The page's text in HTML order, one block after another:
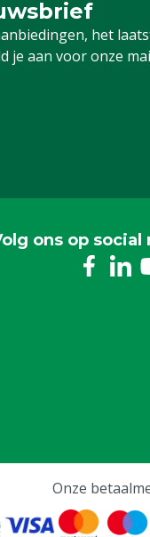
het
je aan voor onze
ons op social
Onze